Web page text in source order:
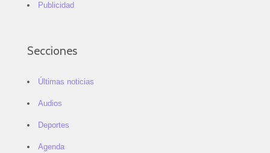
Publicidad
Secciones
Últimas noticias
Audios
Deportes
Agenda